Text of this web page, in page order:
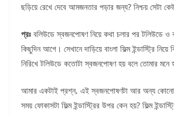
ছড়িয়ে রেখে দেবে আমজনতার পড়ার জন্য? নিশ্চয় সেটা
প্রঃ বলিউডে স্বজনপোষণ নিয়ে কথা চলার পর টলিউডে ও
কিছুদিন আগে। সেখানে দাড়িয়ে বাংলা ফিল্ম ইন্ডাস্ট্রি
নিরিখে টলিউডে কতোটা স্বজনপোষণ হয় বলে তোমার মনে
আমার একটাই প্রশ্ন, এই স্বজনপোষণটা আর অন্য কোনো
সময় ফোকাসটা ফিল্ম ইন্ডাস্ট্রির উপর কেন হয়? ফিল্ম